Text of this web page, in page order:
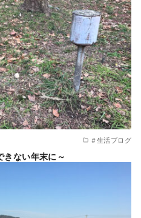
＃生活ブログ
きない年末に～